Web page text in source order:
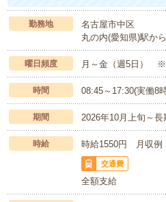
勤務地
名古屋市中区
丸の内(愛知県)駅か
曜日頻度 月～金（週5日） ※
時間 08:45～17:30(実働8
期間 2026年10月上旬～
時給 時給1550円 月収例
交通費
全額支給